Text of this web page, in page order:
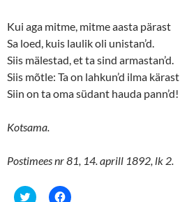
Kui aga mitme, mitme aasta pärast
Sa loed, kuis laulik oli unistan’d.
Siis mälestad, et ta sind armastan’d.
Siis mõtle: Ta on lahkun’d ilma kärast
Siin on ta oma südant hauda pann’d!
Kotsama.
Postimees nr 81, 14. aprill 1892, lk 2.
C C